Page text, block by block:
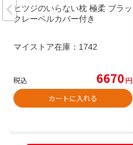
ヒツジのいらない枕 極柔 ブラッ
クレーベルカバー付き
マイストア在庫： 1742
税込 6670円
カートに入れる